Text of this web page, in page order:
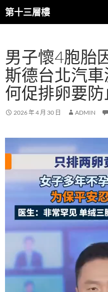
跳
至
容
第十三層樓
搜
尋
男子懷4胞胎
斯德台北汽
何促排卵要防
2026 年 4 月 30 日 ADMIN